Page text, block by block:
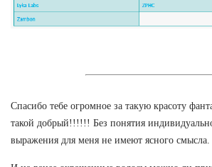
Спасибо тебе огромное за такую красоту
такой добрый!!!!!! Без понятия
выражения для меня не имеют ясного смысла.